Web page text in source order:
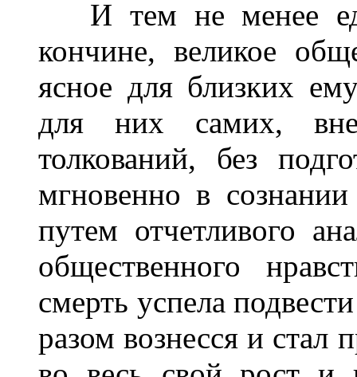
И тем не менее
кончине, великое
ясное для близких
для них самих,
толкований, без
мгновенно в
путем отчетливого
общественного
смерть успела
разом вознесся и